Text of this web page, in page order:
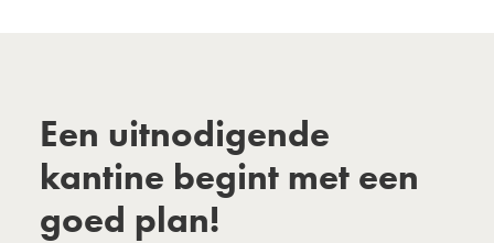
Een uitnodigende
kantine begint met een
goed plan!